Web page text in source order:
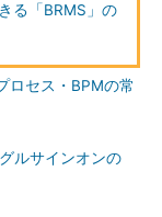
る「BRMS」の
ロセス・BPMの常
ルサインオンの